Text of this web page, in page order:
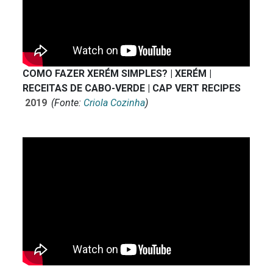
COMO FAZER XERÉM SIMPLES? | XERÉM |
RECEITAS DE CABO-VERDE | CAP VERT RECIPES
2019 (Fonte: Criola Cozinha)